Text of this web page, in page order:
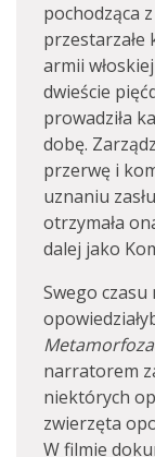
pochodząca
przestarzałe
armii
dwieście
prowadziła
dobę.
przerwę i
uznaniu
otrzymała
dalej jako
Swego czasu
narratorem
niektórych
zwierzęta
W filmie